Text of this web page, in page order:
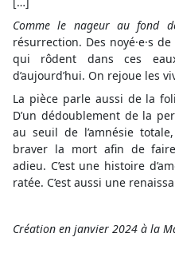
Comme le nageur au fond
résurrection. Des noyé·e·s
qui rôdent dans ces
d’aujourd’hui. On rejoue les
La pièce parle aussi de la
D’un dédoublement de la
au seuil de l’amnésie
braver la mort afin de
adieu. C’est une histoire
ratée. C’est aussi une
Création en janvier 2024 à la